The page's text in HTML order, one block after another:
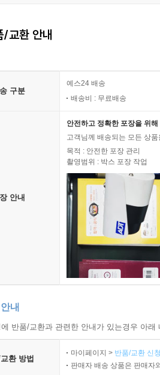
/교환 안내
구분
예스24 배송
배송비 : 무료배송
안내
안전하고 정확한 포장을 위
고객님께 배송되는 모든 상
목적 : 안전한 포장 관리
촬영범위 : 박스 포장 작업
내
반품/교환과 관련한 안내가 있는경우 아
환 방법
마이페이지 > 반품/교환 신
판매자 배송 상품은 판매자